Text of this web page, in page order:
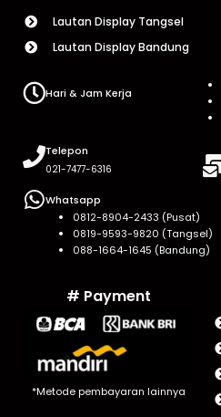
Lautan Display Tangsel
Lautan Display Bandung
Hari & Jam Kerja
Telepon
021-7477-6316
Whatsapp
0812-8904-2433 (Pusat)
0819-9593-9820 (Tangsel)
088-1664-1645 (Bandung)
# Payment
*Metode pembayaran lainnya